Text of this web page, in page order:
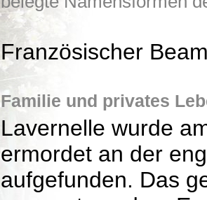
Französischer
Familie und privates
Lavernelle wurde
ermordet an der
aufgefunden. Das